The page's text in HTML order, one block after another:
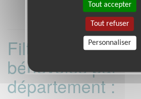
Filtrer les missions
bénévoles par
département :
Tout accepter
Tout refuser
Personnaliser